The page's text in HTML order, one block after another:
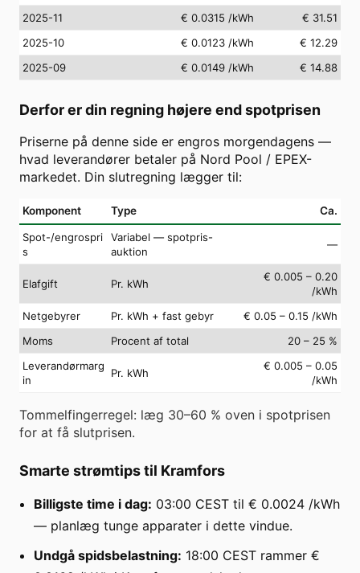
2025-11
€ 0.0315 /kWh
€ 31.51
2025-10
€ 0.0123 /kWh
€ 12.29
2025-09
€ 0.0149 /kWh € 14.88
Derfor er din regning højere end spotprisen
Priserne på denne side er engros morgendagens —
hvad leverandører betaler på Nord Pool / EPEX-
markedet. Din slutregning lægger til:
Komponent Type Ca.
Spot-/engrospri
s
Variabel — spotpris-
auktion
—
Elafgift Pr. kWh
€ 0.005 – 0.20
/kWh
Netgebyrer
Pr. kWh + fast gebyr
€ 0.05 – 0.15 /kWh
Moms
Procent af total
20 – 25 %
Leverandørmarg
in
Pr. kWh
€ 0.005 – 0.05
/kWh
Tommelfingerregel: læg 30–60 % oven i spotprisen
for at få slutprisen.
Smarte strømtips til Kramfors
Billigste time i dag: 03:00 CEST til € 0.0024 /kWh
— planlæg tunge apparater i dette vindue.
Undgå spidsbelastning: 18:00 CEST rammer €